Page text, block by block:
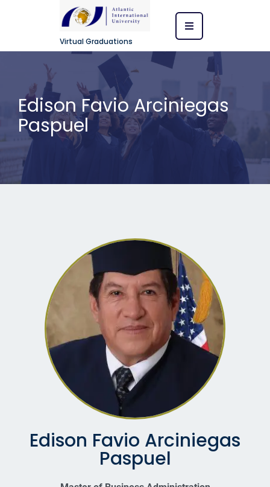
Virtual Graduations
Edison Favio Arciniegas
Paspuel
Edison Favio Arciniegas
Paspuel